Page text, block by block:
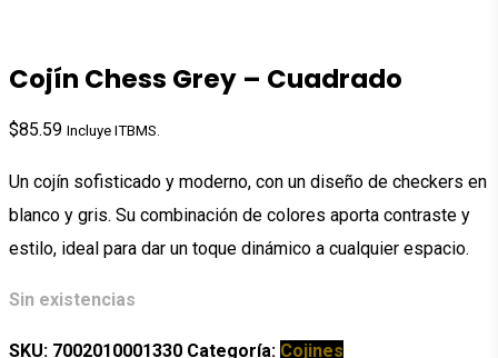
Cojín Chess Grey – Cuadrado
$85.59 Incluye ITBMS.
Un cojín sofisticado y moderno, con un diseño de checkers en
blanco y gris. Su combinación de colores aporta contraste y
estilo, ideal para dar un toque dinámico a cualquier espacio.
Sin existencias
SKU: 7002010001330 Categoría: Cojines